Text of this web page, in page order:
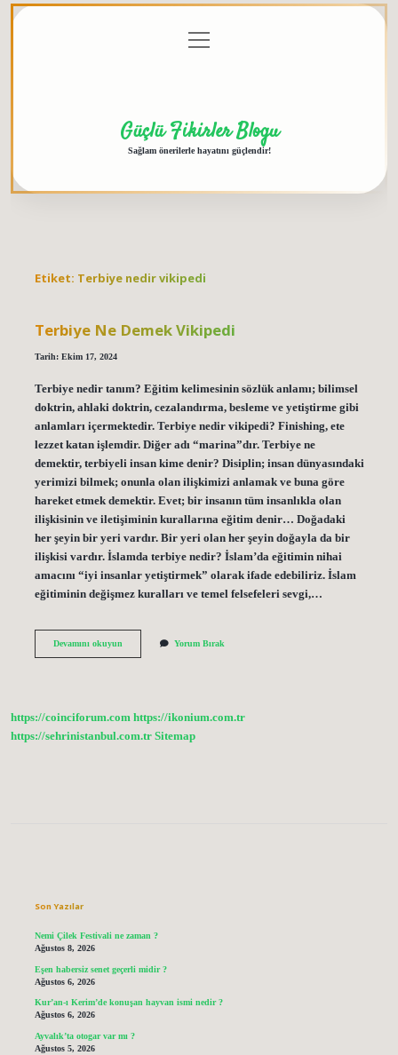
menüyü
aç
Güçlü Fikirler Blogu
Sağlam önerilerle hayatını güçlendir!
Etiket: Terbiye nedir vikipedi
Terbiye Ne Demek Vikipedi
Tarih: Ekim 17, 2024
Terbiye nedir tanım? Eğitim kelimesinin sözlük anlamı; bilimsel
doktrin, ahlaki doktrin, cezalandırma, besleme ve yetiştirme gibi
anlamları içermektedir. Terbiye nedir vikipedi? Finishing, ete
lezzet katan işlemdir. Diğer adı “marina”dır. Terbiye ne
demektir, terbiyeli insan kime denir? Disiplin; insan dünyasındaki
yerimizi bilmek; onunla olan ilişkimizi anlamak ve buna göre
hareket etmek demektir. Evet; bir insanın tüm insanlıkla olan
ilişkisinin ve iletişiminin kurallarına eğitim denir… Doğadaki
her şeyin bir yeri vardır. Bir yeri olan her şeyin doğayla da bir
ilişkisi vardır. İslamda terbiye nedir? İslam’da eğitimin nihai
amacını “iyi insanlar yetiştirmek” olarak ifade edebiliriz. İslam
eğitiminin değişmez kuralları ve temel felsefeleri sevgi,…
Devamını okuyunTerbiye
Yorum Bırak
https://coinciforum.com https://ikonium.com.tr
https://sehrinistanbul.com.tr Sitemap
Son Yazılar
Nemi Çilek Festivali ne zaman ?
Ağustos 8, 2026
Eşen habersiz senet geçerli midir ?
Ağustos 6, 2026
Kur’an-ı Kerim’de konuşan hayvan ismi nedir ?
Ağustos 6, 2026
Ayvalık’ta otogar var mı ?
Ağustos 5, 2026